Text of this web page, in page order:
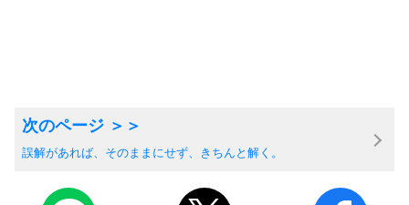
誤解があれば、そのままにせず、きちんと解く。